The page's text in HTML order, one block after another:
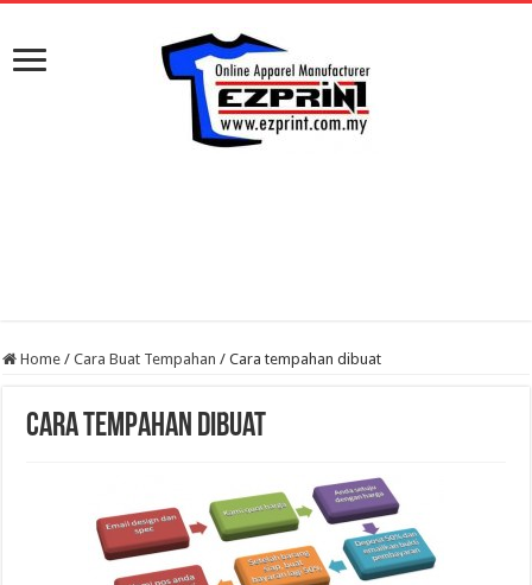
Home / Cara Buat Tempahan / Cara tempahan dibuat
Cara tempahan dibuat